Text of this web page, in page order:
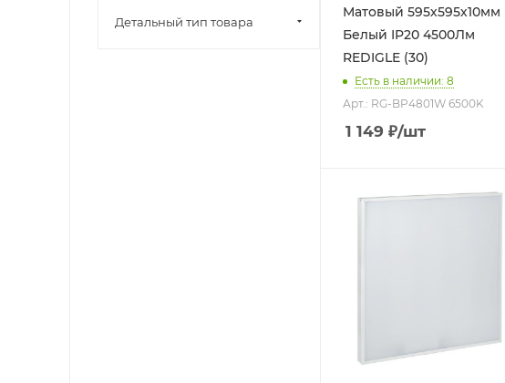
Матовый 595х595х10мм
Белый IP20 4500Лм
REDIGLE (30)
Есть в наличии: 8
Арт.: RG-BP4801W 6500K
1 149 ₽/шт
Детальный тип товара